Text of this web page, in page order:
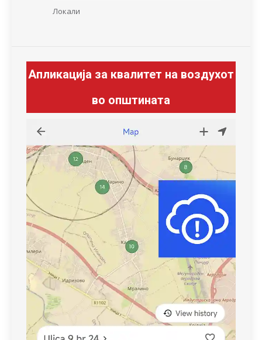
Локали
Апликација за квалитет на воздухот
во општината